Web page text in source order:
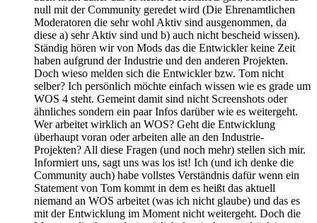
null mit der Community geredet wird (Die Ehrenamtlichen
Moderatoren die sehr wohl Aktiv sind ausgenommen, da
diese a) sehr Aktiv sind und b) auch nicht bescheid wissen).
Ständig hören wir von Mods das die Entwickler keine Zeit
haben aufgrund der Industrie und den anderen Projekten.
Doch wieso melden sich die Entwickler bzw. Tom nicht
selber? Ich persönlich möchte einfach wissen wie es grade um
WOS 4 steht. Gemeint damit sind nicht Screenshots oder
ähnliches sondern ein paar Infos darüber wie es weitergeht.
Wer arbeitet wirklich an WOS? Geht die Entwicklung
überhaupt voran oder arbeiten alle an den Industrie-
Projekten? All diese Fragen (und noch mehr) stellen sich mir.
Informiert uns, sagt uns was los ist! Ich (und ich denke die
Community auch) habe vollstes Verständnis dafür wenn ein
Statement von Tom kommt in dem es heißt das aktuell
niemand an WOS arbeitet (was ich nicht glaube) und das es
mit der Entwicklung im Moment nicht weitergeht. Doch die